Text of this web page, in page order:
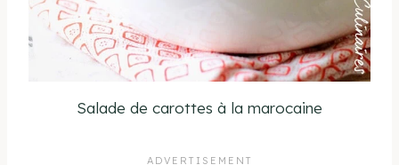
Salade de carottes à la marocaine